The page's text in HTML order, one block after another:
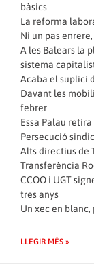
bàsics
La reforma
Ni un pas
A les Balears la
sistema
Acaba el suplici
Davant les
febrer
Essa Palau
Persecució
Alts directius de
Transferència
CCOO i UGT
tres anys
Un xec en
LLEGIR MÉS »